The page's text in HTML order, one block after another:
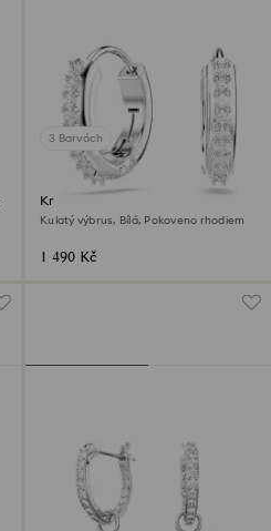
3 Barvách
Kruhové náušnice Matrix
Kulatý výbrus, Bílá, Pokoveno rhodiem
1 490 Kč